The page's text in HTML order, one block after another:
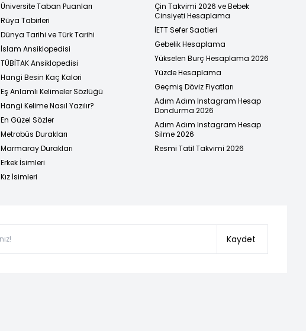
Üniversite Taban Puanları
Rüya Tabirleri
Dünya Tarihi ve Türk Tarihi
İslam Ansiklopedisi
TÜBİTAK Ansiklopedisi
Hangi Besin Kaç Kalori
Eş Anlamlı Kelimeler Sözlüğü
Hangi Kelime Nasıl Yazılır?
En Güzel Sözler
Metrobüs Durakları
Marmaray Durakları
Erkek İsimleri
Kız İsimleri
Çin Takvimi 2026 ve Bebek
Cinsiyeti Hesaplama
İETT Sefer Saatleri
Gebelik Hesaplama
Yükselen Burç Hesaplama 2026
Yüzde Hesaplama
Geçmiş Döviz Fiyatları
Adım Adım Instagram Hesap
Dondurma 2026
Adım Adım Instagram Hesap
Silme 2026
Resmi Tatil Takvimi 2026
Kaydet